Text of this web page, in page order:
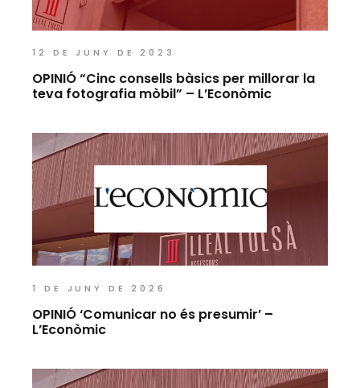
12 DE JUNY DE 2023
OPINIÓ “Cinc consells bàsics per millorar la
teva fotografia mòbil” – L’Econòmic
1 DE JUNY DE 2026
OPINIÓ ‘Comunicar no és presumir’ –
L’Econòmic